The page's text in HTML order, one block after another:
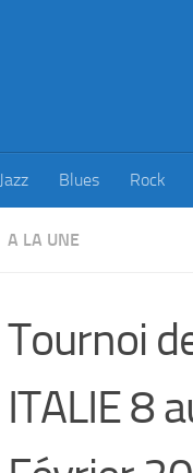
Jazz Blues Rock
A LA UNE
Tournoi
ITALIE 8